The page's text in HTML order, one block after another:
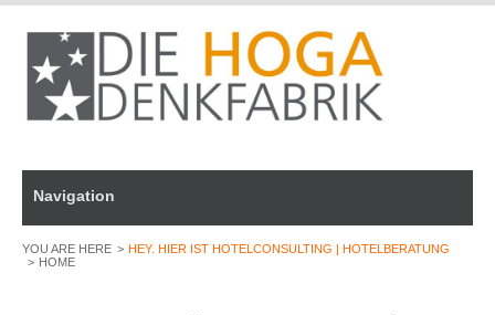
Navigation
HEY. HIER IST HOTELCONSULTING | HOTELBERATUNG
HOME